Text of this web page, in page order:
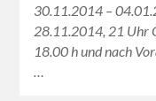
30.11.2014 –
28.11.2014, 21 Uhr
18.00 h und nach
…